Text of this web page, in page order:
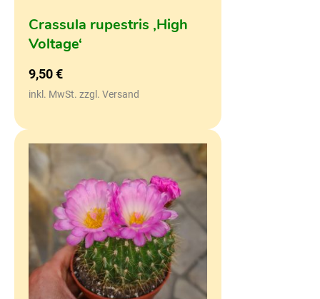
Crassula rupestris ‚High
Voltage‘
9,50€
inkl. MwSt. zzgl. Versand